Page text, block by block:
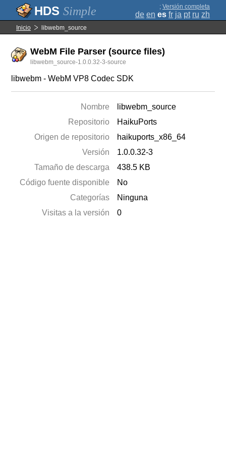
Simple ; Versión completa
de en es fr ja pt ru zh
Inicio libwebm_source
WebM File Parser (source files)
libwebm_source-1.0.0.32-3-source
libwebm - WebM VP8 Codec SDK
Nombre
libwebm_source
Repositorio
HaikuPorts
Origen de repositorio
haikuports_x86_64
Versión
1.0.0.32-3
Tamaño de descarga
438.5 KB
Código fuente disponible
No
Categorías
Ninguna
Visitas a la versión
0